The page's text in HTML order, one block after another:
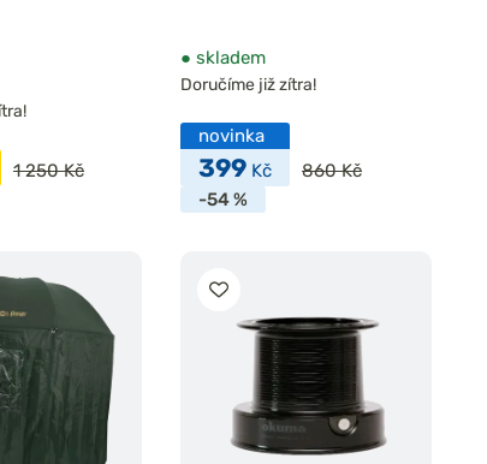
1 250 Kč
● skladem
Doručíme již zítra!
novinka
399 Kč
860 Kč
-54 %